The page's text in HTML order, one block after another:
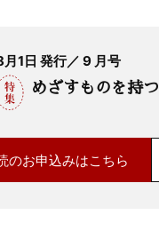
1日 発行／ 9 月号
めざすものを持つ
のお申込みはこちら